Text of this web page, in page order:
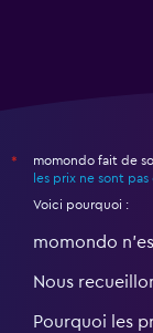
*
momondo fait de
les prix ne sont pas
Voici pourquoi :
momondo
Nous
Pourquoi les